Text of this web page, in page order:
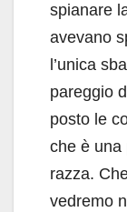
spianare
avevano
l’unica
pareggio
posto le
che è una
razza.
vedremo